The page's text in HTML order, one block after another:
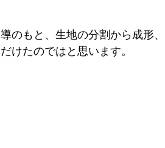
のもと、生地の分割から成形
けたのではと思います。